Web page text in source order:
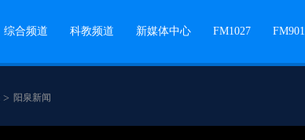
综合频道 科教频道 新媒体中心 FM1027 FM901
> 阳泉新闻